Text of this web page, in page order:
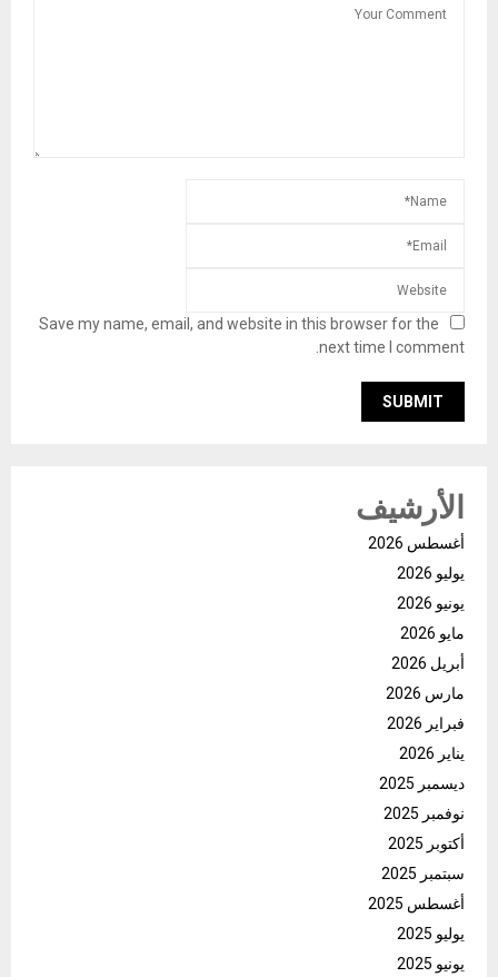
Save my name, email, and website in this browser for the
next time I comment.
الأرشيف
أغسطس 2026
يوليو 2026
يونيو 2026
مايو 2026
أبريل 2026
مارس 2026
فبراير 2026
يناير 2026
ديسمبر 2025
نوفمبر 2025
أكتوبر 2025
سبتمبر 2025
أغسطس 2025
يوليو 2025
يونيو 2025